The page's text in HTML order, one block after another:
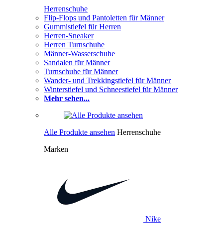
Herrenschuhe
Flip-Flops und Pantoletten für Männer
Gummistiefel für Herren
Herren-Sneaker
Herren Turnschuhe
Männer-Wasserschuhe
Sandalen für Männer
Turnschuhe für Männer
Wander- und Trekkingstiefel für Männer
Winterstiefel und Schneestiefel für Männer
Mehr sehen...
Alle Produkte ansehen Herrenschuhe
Marken
Nike